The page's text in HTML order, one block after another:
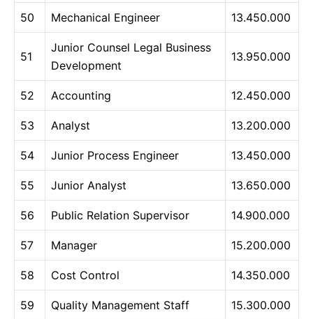
50 Mechanical Engineer 13.450.000
51
Junior Counsel Legal Business
Development
13.950.000
52 Accounting 12.450.000
53 Analyst 13.200.000
54 Junior Process Engineer 13.450.000
55 Junior Analyst 13.650.000
56 Public Relation Supervisor 14.900.000
57 Manager 15.200.000
58 Cost Control 14.350.000
59 Quality Management Staff 15.300.000